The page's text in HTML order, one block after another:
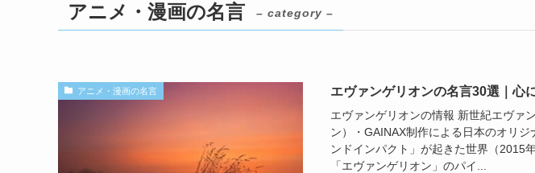
アニメ・漫画の名言 – category –
アニメ・漫画の名言 エヴァンゲリオンの名言30選｜心
エヴァンゲリオンの情報 新世紀エヴァ
ン）・GAINAX制作による日本のオリ
ンドインパクト」が起きた世界（2015
「エヴァンゲリオン」のパイ...